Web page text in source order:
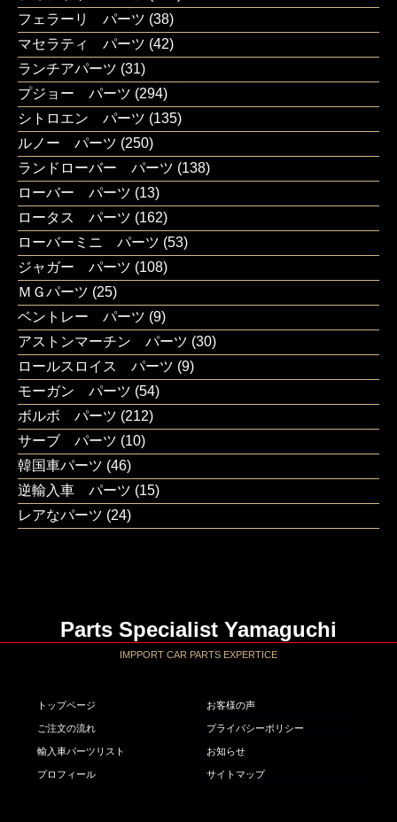
フェラーリ パーツ (38)
マセラティ パーツ (42)
ランチアパーツ (31)
プジョー パーツ (294)
シトロエン パーツ (135)
ルノー パーツ (250)
ランドローバー パーツ (138)
ローバー パーツ (13)
ロータス パーツ (162)
ローバーミニ パーツ (53)
ジャガー パーツ (108)
ＭＧパーツ (25)
ベントレー パーツ (9)
アストンマーチン パーツ (30)
ロールスロイス パーツ (9)
モーガン パーツ (54)
ボルボ パーツ (212)
サーブ パーツ (10)
韓国車パーツ (46)
逆輸入車 パーツ (15)
レアなパーツ (24)
Parts Specialist Yamaguchi
IMPPORT CAR PARTS EXPERTICE
トップページ
ご注文の流れ
輸入車パーツリスト
プロフィール
お客様の声
プライバシーポリシー
お知らせ
サイトマップ